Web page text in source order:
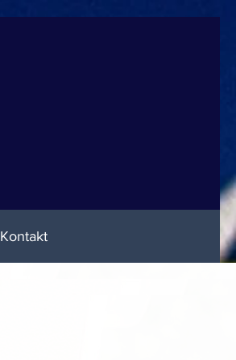
Kontakt